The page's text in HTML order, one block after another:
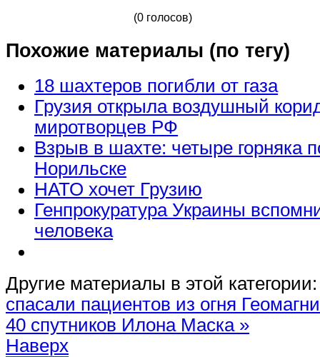
(0 голосов)
Похожие материалы (по тегу)
18 шахтеров погибли от газа
Грузия открыла воздушный
миротворцев РФ
Взрыв в шахте: четыре горняка
Норильске
НАТО хочет Грузию
Генпрокуратура Украины
человека
Другие материалы в этой категории:
спасали пациентов из огня
40 спутников Илона Маска »
Наверх